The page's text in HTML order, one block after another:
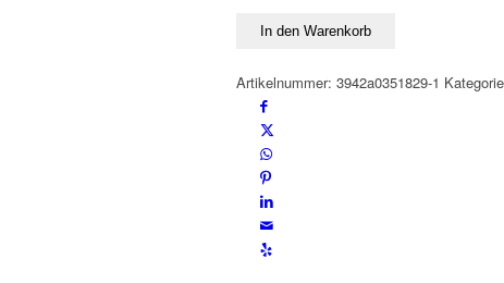
Herz
Menge
In den Warenkorb
Artikelnummer: 3942a0351829-1